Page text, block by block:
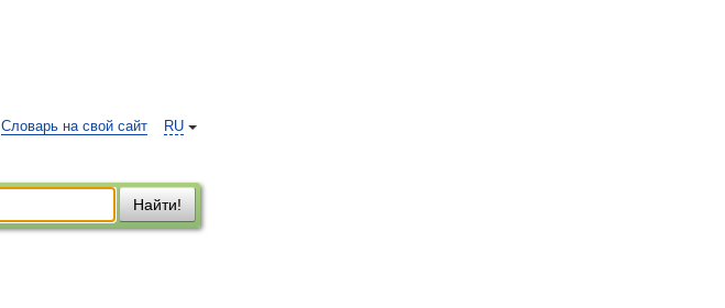
RU
Словарь на свой сайт
Найти!